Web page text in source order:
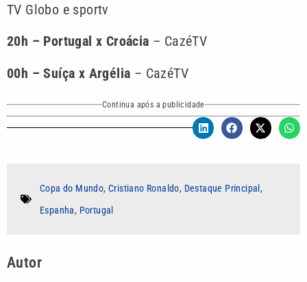
TV Globo e sportv
20h – Portugal x Croácia – CazéTV
00h – Suíça x Argélia – CazéTV
Continua após a publicidade
Copa do Mundo,Cristiano Ronaldo, Destaque Principal ,
Espanha, Portugal
Autor